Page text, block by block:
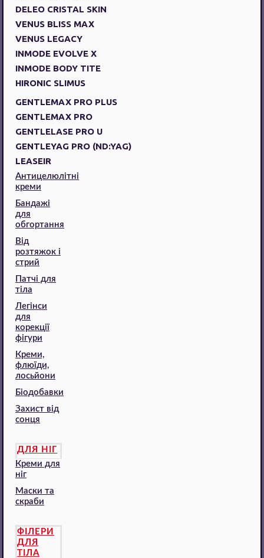
DELEO CRISTAL SKIN
VENUS BLISS MAX
VENUS LEGACY
INMODE EVOLVE X
INMODE BODY TITE
HIRONIC SLIMUS
GENTLEMAX PRO PLUS
GENTLEMAX PRO
GENTLELASE PRO U
GENTLEYAG PRO (ND:YAG)
LEASEIR
Антицелюлітні
креми
Бандажі
для
обгортання
Від
розтяжок і
стрий
Патчі для
тіла
Легінси
для
корекції
фігури
Креми,
флюїди,
лосьйони
Біодобавки
Захист від
сонця
ДЛЯ НІГ
Креми для
ніг
Маски та
скраби
ФІЛЕРИ
ДЛЯ
ТІЛА